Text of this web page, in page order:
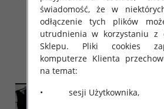
Paczka 5 szt
54.00 zł
szczegóły
świadomość, że w
odłączenie tych plików
utrudnienia w korzystaniu z
Sklepu. Pliki cookies
komputerze Klienta
na temat:
• sesji Użytkownika,